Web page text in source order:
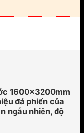
1600x3200mm
đá phiến của
ngẫu nhiên, độ